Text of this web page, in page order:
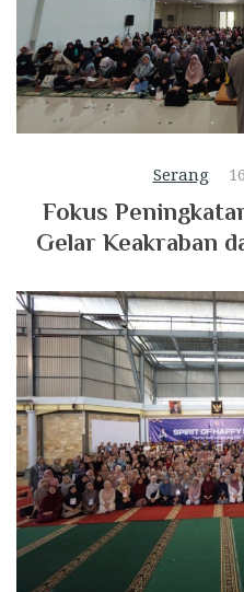
Serang
Fokus
Gelar Keakraban